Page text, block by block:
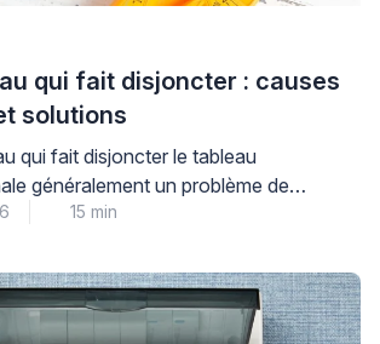
qui fait disjoncter : causes
solutions
qui fait disjoncter le tableau
généralement un problème de
faut jamais ignorer : résistance
Cette panne, bien que
un diagnostic précis pour
exacte et garantir la sécurité de
15 min